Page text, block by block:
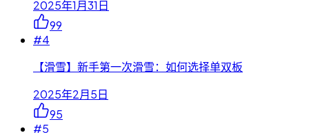
2025年1月31日
99
#4
【滑雪】新手第一次滑雪：如何选择单双板
2025年2月5日
95
#5